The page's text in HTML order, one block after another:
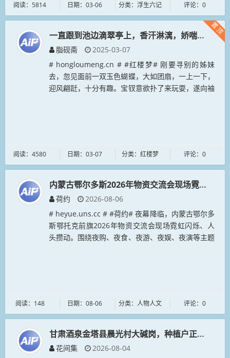
阅读：5814 日期：03-06 分类：浮生六记 评论：0
一直跟到池边滴翠亭上，香汗淋漓，娇喘细细。
脂砚斋
2025-03-07
# hongloumeng.cn # #红楼梦# 刚要寻别的姊妹
去，忽见面前一双玉色蝴蝶，大如团扇，一上一下，
迎风翩跹，十分有趣。宝钗意欲扑了来玩耍，遂向袖
阅读：4580 日期：03-07 分类：红楼梦 评论：0
置顶
内蒙古鄂尔多斯2026年物资交流会现场霓虹闪烁
荷约
2026-08-06
# heyue.uns.cc # #荷约# 夜幕降临，内蒙古鄂尔多
斯鄂托克前旗2026年物资交流会现场霓虹闪烁、人
头攒动。围绕夜购、夜食、夜游、夜娱、夜演等主题
阅读：148 日期：08-06 分类：人物人文 评论：0
甘肃酒泉金塔县晨光村大碱岗，种植户正在晾晒
花间集 2026-08-04